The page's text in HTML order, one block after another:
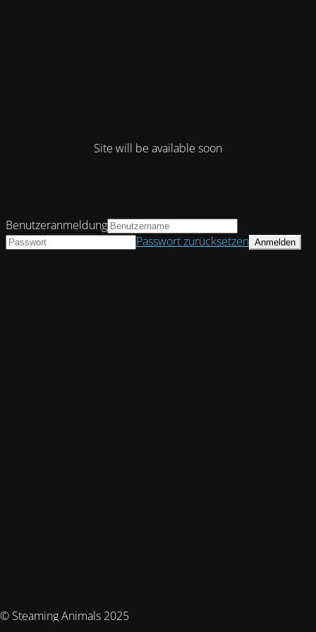
Site will be available soon
© Steaming Animals 2025
Benutzeranmeldung
Passwort zurücksetzen